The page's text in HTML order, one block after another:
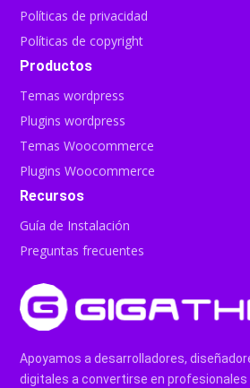
Políticas de privacidad
Políticas de copyright
Productos
Temas wordpress
Plugins wordpress
Temas Woocommerce
Plugins Woocommerce
Recursos
Guía de Instalación
Preguntas frecuentes
Apoyamos a desarrolladores,
digitales a convertirse en profesionales